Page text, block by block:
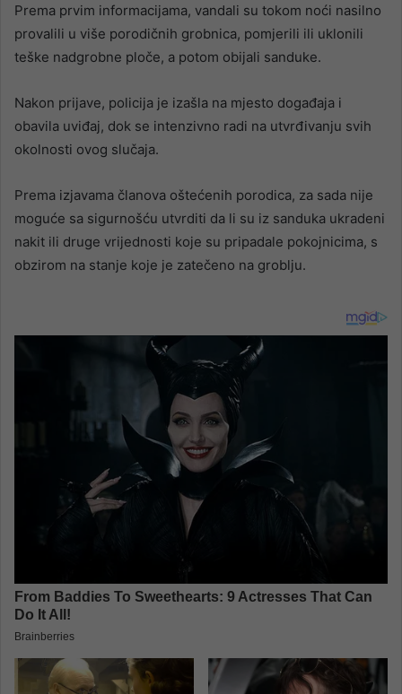
Prema prvim informacijama, vandali su tokom noći nasilno
provalili u više porodičnih grobnica, pomjerili ili uklonili
teške nadgrobne ploče, a potom obijali sanduke.
Nakon prijave, policija je izašla na mjesto događaja i
obavila uviđaj, dok se intenzivno radi na utvrđivanju svih
okolnosti ovog slučaja.
Prema izjavama članova oštećenih porodica, za sada nije
moguće sa sigurnošću utvrditi da li su iz sanduka ukradeni
nakit ili druge vrijednosti koje su pripadale pokojnicima, s
obzirom na stanje koje je zatečeno na groblju.